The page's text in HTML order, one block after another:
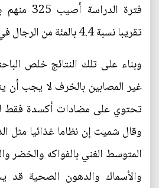
فترة
تقريبا نسبة 4.4 بالمئة من الرجال في كل مجموعة.
وبناء على تلك النتائج خلص
غير المصابين بالخرف لا يجب أن
تحتوي على مضادات أكسدة فقط
وقال شميت إن نظاما غذائيا مثل
المتوسط الغني بالفواكه والخضر
والأسماك والدهون الصحية قد